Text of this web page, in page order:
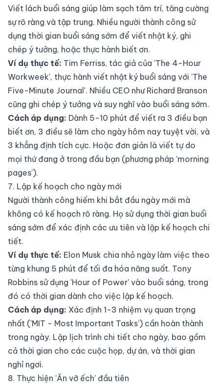
Viết lách buổi sáng giúp làm sạch tâm trí, tăng cường
sự rõ ràng và tập trung. Nhiều người thành công sử
dụng thời gian buổi sáng sớm để viết nhật ký, ghi
chép ý tưởng, hoặc thực hành biết ơn.
Ví dụ thực tế: Tim Ferriss, tác giả của 'The 4-Hour
Workweek', thực hành viết nhật ký buổi sáng với 'The
Five-Minute Journal'. Nhiều CEO như Richard Branson
cũng ghi chép ý tưởng và suy nghĩ vào buổi sáng sớm.
Cách áp dụng: Dành 5-10 phút để viết ra 3 điều bạn
biết ơn, 3 điều sẽ làm cho ngày hôm nay tuyệt vời, và
3 khẳng định tích cực. Hoặc đơn giản là viết tự do
mọi thứ đang ở trong đầu bạn (phương pháp 'morning
pages').
7. Lập kế hoạch cho ngày mới
Người thành công hiếm khi bắt đầu ngày mới mà
không có kế hoạch rõ ràng. Họ sử dụng thời gian buổi
sáng sớm để xác định các ưu tiên và lập kế hoạch chi
tiết.
Ví dụ thực tế: Elon Musk chia nhỏ ngày làm việc theo
từng khung 5 phút để tối đa hóa năng suất. Tony
Robbins sử dụng 'Hour of Power' vào buổi sáng, trong
đó có thời gian dành cho việc lập kế hoạch.
Cách áp dụng: Xác định 1-3 nhiệm vụ quan trọng
nhất ('MIT - Most Important Tasks') cần hoàn thành
trong ngày. Lập lịch trình chi tiết cho ngày, bao gồm
cả thời gian cho các cuộc họp, dự án, và thời gian
nghỉ ngơi.
8. Thực hiện 'Ăn vỡ ếch' đầu tiên